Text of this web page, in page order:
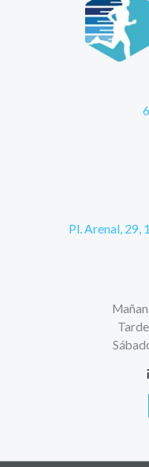
Pl. Arenal, 29,